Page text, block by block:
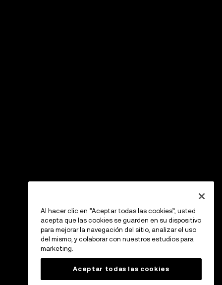
Al hacer clic en “Aceptar todas las cookies”, usted
acepta que las cookies se guarden en su dispositivo
para mejorar la navegación del sitio, analizar el uso
del mismo, y colaborar con nuestros estudios para
marketing.
Aceptar todas las cookies